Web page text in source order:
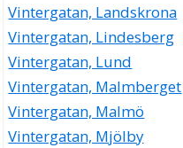
Vintergatan, Landskrona
Vintergatan, Lindesberg
Vintergatan, Lund
Vintergatan, Malmberget
Vintergatan, Malmö
Vintergatan, Mjölby